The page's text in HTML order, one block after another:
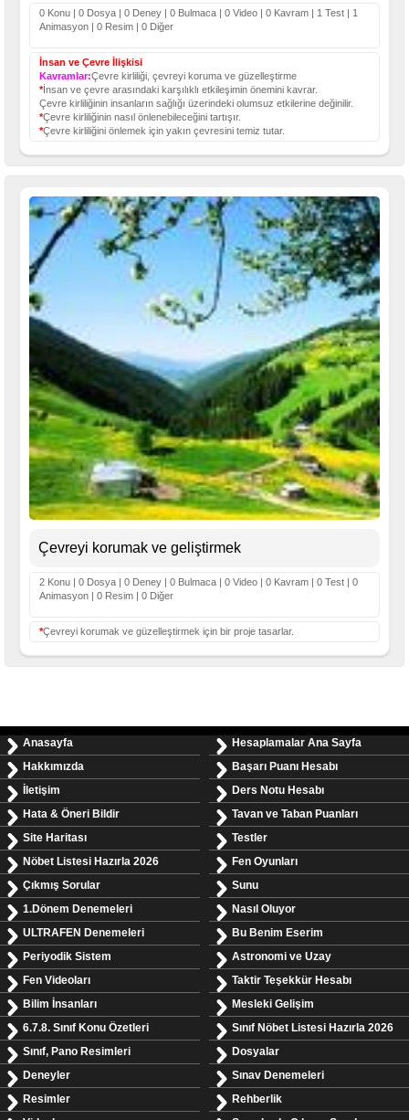
0 Konu | 0 Dosya | 0 Deney | 0 Bulmaca | 0 Video | 0 Kavram | 1 Test | 1
Animasyon | 0 Resim | 0 Diğer
İnsan ve Çevre İlişkisi
Kavramlar:Çevre kirliliği, çevreyi koruma ve güzelleştirme
*İnsan ve çevre arasındaki karşılıklı etkileşimin önemini kavrar.
Çevre kirliliğinin insanların sağlığı üzerindeki olumsuz etkilerine değinilir.
*Çevre kirliliğinin nasıl önlenebileceğini tartışır.
*Çevre kirliliğini önlemek için yakın çevresini temiz tutar.
Çevreyi korumak ve geliştirmek
2 Konu | 0 Dosya | 0 Deney | 0 Bulmaca | 0 Video | 0 Kavram | 0 Test | 0
Animasyon | 0 Resim | 0 Diğer
*Çevreyi korumak ve güzelleştirmek için bir proje tasarlar.
Anasayfa
Hakkımızda
İletişim
Hata & Öneri Bildir
Site Haritası
Nöbet Listesi Hazırla 2026
Çıkmış Sorular
1.Dönem Denemeleri
ULTRAFEN Denemeleri
Periyodik Sistem
Fen Videoları
Bilim İnsanları
6.7.8. Sınıf Konu Özetleri
Sınıf, Pano Resimleri
Deneyler
Resimler
Hesaplamalar Ana Sayfa
Başarı Puanı Hesabı
Ders Notu Hesabı
Tavan ve Taban Puanları
Testler
Fen Oyunları
Sunu
Nasıl Oluyor
Bu Benim Eserim
Astronomi ve Uzay
Taktir Teşekkür Hesabı
Mesleki Gelişim
Sınıf Nöbet Listesi Hazırla 2026
Dosyalar
Sınav Denemeleri
Rehberlik